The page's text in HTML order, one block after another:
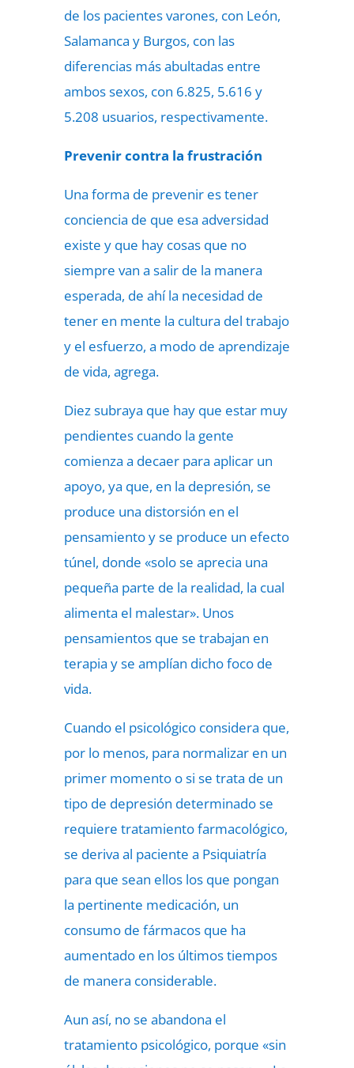
de los pacientes varones, con León,
Salamanca y Burgos, con las
diferencias más abultadas entre
ambos sexos, con 6.825, 5.616 y
5.208 usuarios, respectivamente.
Prevenir contra la frustración
Una forma de prevenir es tener
conciencia de que esa adversidad
existe y que hay cosas que no
siempre van a salir de la manera
esperada, de ahí la necesidad de
tener en mente la cultura del trabajo
y el esfuerzo, a modo de aprendizaje
de vida, agrega.
Diez subraya que hay que estar muy
pendientes cuando la gente
comienza a decaer para aplicar un
apoyo, ya que, en la depresión, se
produce una distorsión en el
pensamiento y se produce un efecto
túnel, donde «solo se aprecia una
pequeña parte de la realidad, la cual
alimenta el malestar». Unos
pensamientos que se trabajan en
terapia y se amplían dicho foco de
vida.
Cuando el psicológico considera que,
por lo menos, para normalizar en un
primer momento o si se trata de un
tipo de depresión determinado se
requiere tratamiento farmacológico,
se deriva al paciente a Psiquiatría
para que sean ellos los que pongan
la pertinente medicación, un
consumo de fármacos que ha
aumentado en los últimos tiempos
de manera considerable.
Aun así, no se abandona el
tratamiento psicológico, porque «sin